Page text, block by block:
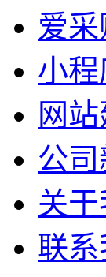
爱采
小
网
公司
关于
联系